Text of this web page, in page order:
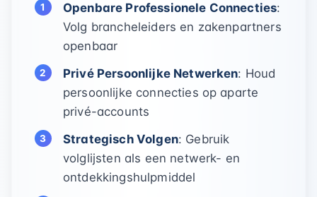
Openbare Professionele Connecties:
Volg brancheleiders en zakenpartners
openbaar
Privé Persoonlijke Netwerken: Houd
persoonlijke connecties op aparte
privé-accounts
Strategisch Volgen: Gebruik
volglijsten als een netwerk- en
ontdekkingshulpmiddel